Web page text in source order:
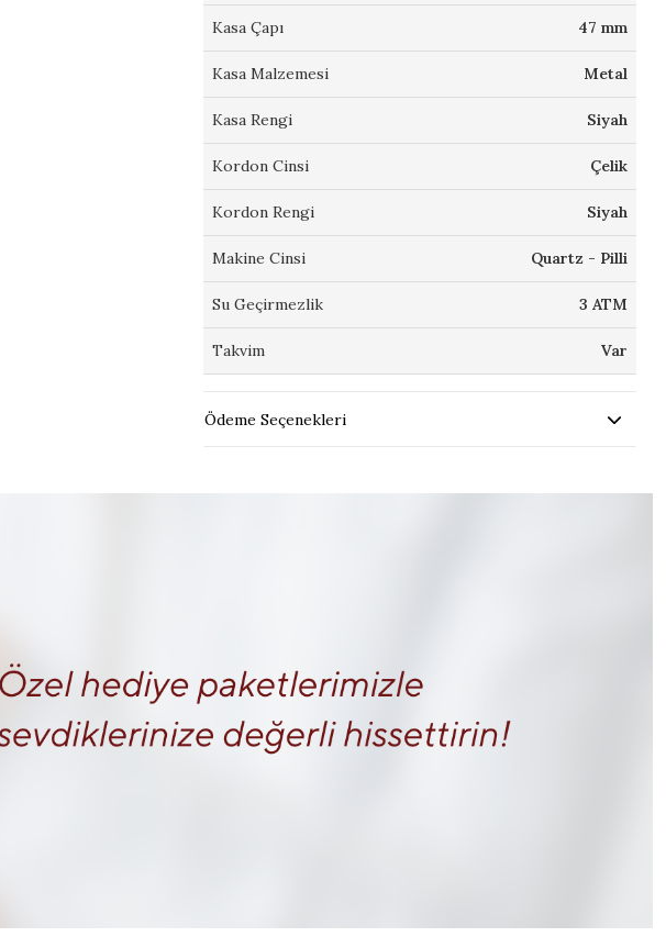
Kasa Çapı 47 mm
Kasa Malzemesi Metal
Kasa Rengi Siyah
Kordon Cinsi Çelik
Kordon Rengi Siyah
Makine Cinsi Quartz - Pilli
Su Geçirmezlik 3 ATM
Takvim Var
Ödeme Seçenekleri